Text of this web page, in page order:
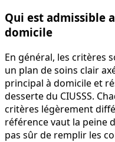
Qui est admissible
domicile
En général, les critères
un plan de soins clair
principal à domicile et
desserte du CIUSSS.
critères légèrement
référence vaut la peine
pas sûr de remplir les